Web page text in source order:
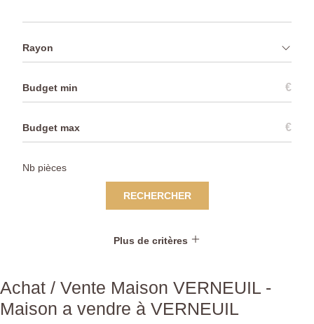
Rayon
€
€
RECHERCHER
Plus de critères
Achat / Vente Maison VERNEUIL -
Maison a vendre à VERNEUIL